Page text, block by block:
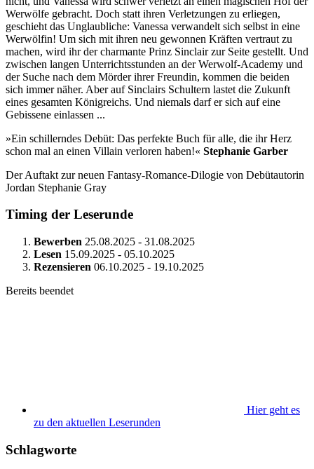
Werwölfe gebracht. Doch statt ihren Verletzungen zu erliegen,
geschieht das Unglaubliche: Vanessa verwandelt sich selbst in eine
Werwölfin! Um sich mit ihren neu gewonnen Kräften vertraut zu
machen, wird ihr der charmante Prinz Sinclair zur Seite gestellt. Und
zwischen langen Unterrichtsstunden an der Werwolf-Academy und
der Suche nach dem Mörder ihrer Freundin, kommen die beiden
sich immer näher. Aber auf Sinclairs Schultern lastet die Zukunft
eines gesamten Königreichs. Und niemals darf er sich auf eine
Gebissene einlassen ...
»Ein schillerndes Debüt: Das perfekte Buch für alle, die ihr Herz
schon mal an einen Villain verloren haben!« Stephanie Garber
Der Auftakt zur neuen Fantasy-Romance-Dilogie von Debütautorin
Jordan Stephanie Gray
Timing der Leserunde
Bewerben 25.08.2025 - 31.08.2025
Lesen 15.09.2025 - 05.10.2025
Rezensieren 06.10.2025 - 19.10.2025
Bereits beendet
Hier geht es
zu den aktuellen Leserunden
Schlagworte